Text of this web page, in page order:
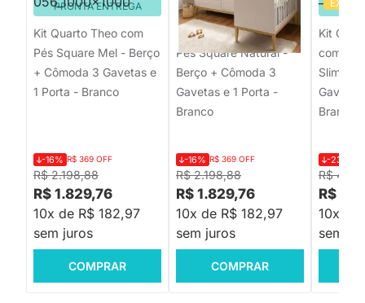
PRONTA ENTREGA
Kit Quarto Theo com
Pés Square Mel - Berço
+ Cômoda 3 Gavetas e
1 Porta - Branco
R$ 2.198,88
-16% R$ 369 OFF
R$ 1.829,76
10x de R$ 182,97
sem juros
COMPRAR
PRONTA ENTREGA
Kit Quarto Theo com
Pés Square Natural -
Berço + Cômoda 3
Gavetas e 1 Porta -
Branco
R$ 2.198,88
-16% R$ 369 OFF
R$ 1.829,76
10x de R$ 182,97
sem juros
COMPRAR
Kit
com
Slim +
Branco
R$
-23%
R$
10x de
sem